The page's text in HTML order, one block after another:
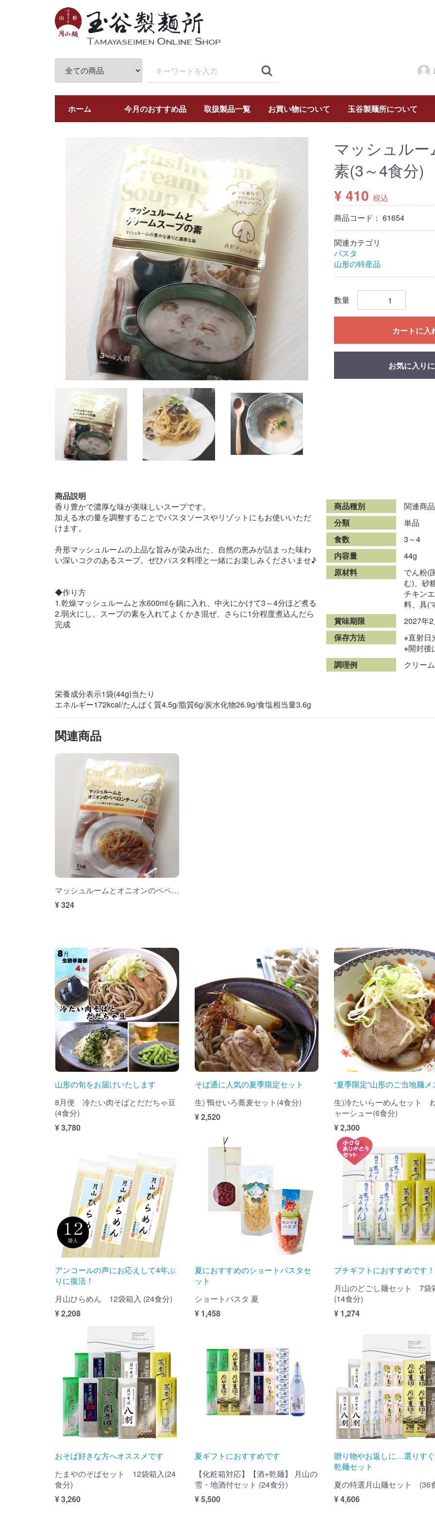
ホーム 今月のおすすめ品 取扱製品一覧 お買い物について 玉谷製麺所について
マッシュル
素(3～4食分)
¥ 410 税込
商品コード： 61654
関連カテゴリ
パスタ
山形の特産品
数量
カートに入
お気に入り
商品説明
香り豊かで濃厚な味が美味しいスープです。
加える水の量を調整することでパスタソースやリゾットにもお使いいただ
けます。
舟形マッシュルームの上品な旨みが染み出た、自然の恵みが詰まった味わ
い深いコクのあるスープ。ぜひパスタ料理と一緒にお楽しみくださいませ♪
◆作り方
1.乾燥マッシュルームと水600mlを鍋に入れ、中火にかけて3～4分ほど煮る
2.弱火にし、スープの素を入れてよくかき混ぜ、さらに1分程度煮込んだら
完成
商品種別
関連商品
分類
単品
食数
3～4
内容量
44g
原材料
でん粉(
む)、砂
チキン
料、具(
賞味期限
2027年
保存方法
※直射日
※開封後
調理例
クリー
栄養成分表示1袋(44g)当たり
エネルギー172kcal/たんぱく質4.5g/脂質6g/炭水化物26.9g/食塩相当量3.6g
関連商品
マッシュルームとオニオンのペペロンチーノ(2食分)
¥ 324
山形の旬をお届けいたします
8月便 冷たい肉そばとだだちゃ豆
(4食分)
¥ 3,780
そば通に人気の夏季限定セット
生) 鴨せいろ蕎麦セット(4食分)
¥ 2,520
“夏季限定”山形のご当地麺
生)冷たいらーめんセット
ャーシュー(6食分)
¥ 2,300
アンコールの声にお応えして4年ぶ
りに復活！
月山ひらめん 12袋箱入 (24食分)
¥ 2,208
夏におすすめのショートパスタセ
ット
ショートパスタ 夏
¥ 1,458
プチギフトにおすすめです！
月山のどごし麺セット 7袋
(14食分)
¥ 1,274
おそば好きな方へオススメです
たまやのそばセット 12袋箱入(24
食分)
¥ 3,260
夏ギフトにおすすめです
【化粧箱対応】【酒+乾麺】 月山の
雪・地酒付セット (24食分)
¥ 5,500
贈り物やお返しに…選りす
乾麺セット
夏の特選月山麺セット (36
¥ 4,606